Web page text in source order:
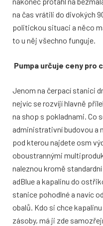
na čas vrátili do divokých
politickou situaci a něco
to u něj všechno funguje.
Pumpa určuje ceny pro
Jenom na čerpací stanici
nejvíc se rozvíjí hlavně
na shop s pokladnami. Co
administrativní budovou a
pod kterou najdete osm
oboustrannými
naleznou kromě
adBlue a kapalinu do
stanice pohodlné a navíc
obalů. Kdo si chce
zásoby, má ji zde